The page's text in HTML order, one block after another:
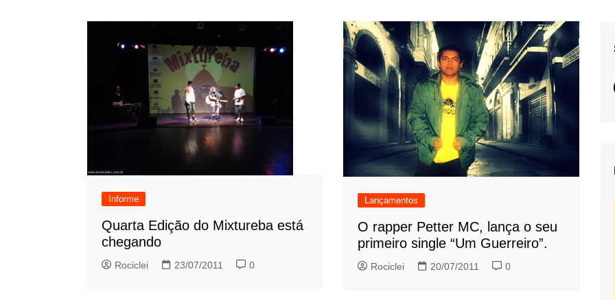
Informe
Quarta Edição do Mixtureba está
chegando
Rociclei 23/07/2011 0
Lançamentos
O rapper Petter MC, lança o seu
primeiro single “Um Guerreiro”.
Rociclei 20/07/2011 0